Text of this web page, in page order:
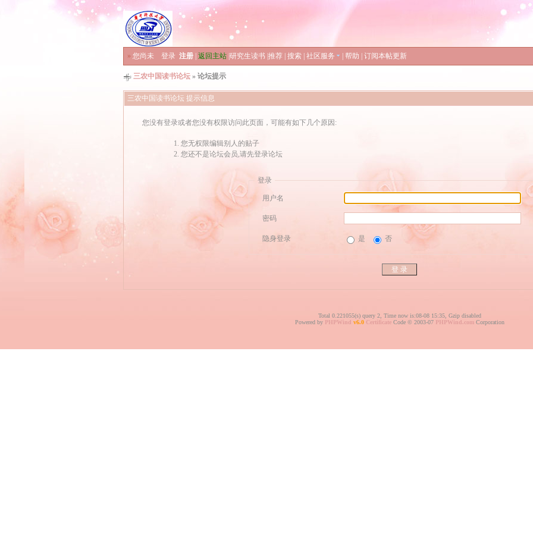
» 您尚未 登录 注册 返回主站 研究生读书 推荐 搜索 社区服务 帮助 订阅本帖更新
三农中国读书论坛 » 论坛提示
三农中国读书论坛 提示信息
您没有登录或者您没有权限访问此页面，可能有如下几个原因:
您无权限编辑别人的贴子
您还不是论坛会员,请先登录论坛
登录
用户名
密码
隐身登录 是 否
Total 0.221055(s) query 2, Time now is:08-08 15:35, Gzip disabled
Powered by PHPWind v6.0 Certificate Code © 2003-07 PHPWind.com Corporation